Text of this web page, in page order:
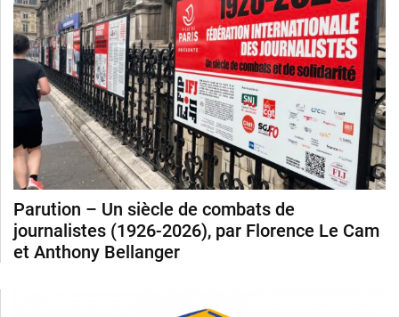
Parution – Un siècle de combats de
journalistes (1926-2026), par Florence Le Cam
et Anthony Bellanger